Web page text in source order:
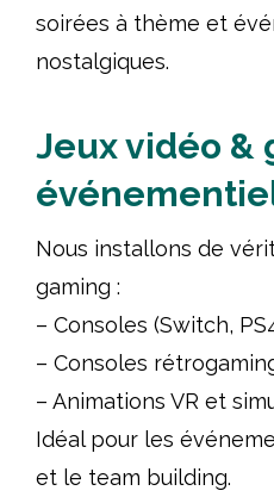
soirées à thème et
nostalgiques.
Jeux vidéo &
Nous installons de
gaming :
– Consoles (Switch,
– Consoles
– Animations VR et
Idéal pour les
et le team building.